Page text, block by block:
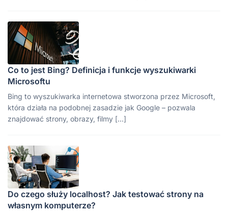
Co to jest Bing? Definicja i funkcje wyszukiwarki
Microsoftu
Bing to wyszukiwarka internetowa stworzona przez Microsoft,
która działa na podobnej zasadzie jak Google – pozwala
znajdować strony, obrazy, filmy […]
Do czego służy localhost? Jak testować strony na
własnym komputerze?